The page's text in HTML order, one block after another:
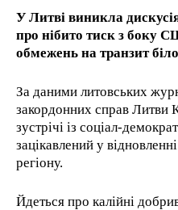
У Литві виникла
про нібито тиск з боку
обмежень на транзит
За даними литовських
закордонних справ Литви
зустрічі із соціал-
зацікавлений у
регіону.
Йдеться про калійні